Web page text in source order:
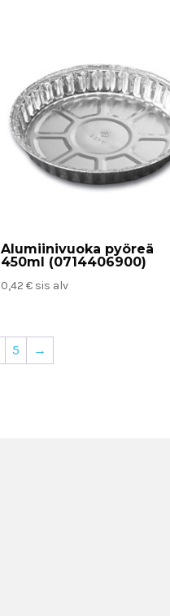
Alumiinivuoka pyöreä
450ml (0714406900)
0,42€ sis alv
5 →